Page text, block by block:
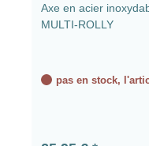
Axe en acier
MULTI-ROLLY
pas en stock,